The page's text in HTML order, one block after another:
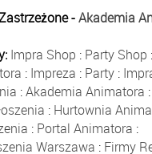
-Akademia
Impra Shop : Party Shop :
: Impreza : Party :
:Akademia Animatora :
: Hurtownia
: Portal Animatora :
Warszawa : Firmy